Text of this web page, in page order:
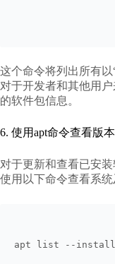
这个命令将列出所有
对于开发者和其他用
的软件包信息。
6. 使用apt命令查看版
对于更新和查看已安
使用以下命令查看系统
apt list --